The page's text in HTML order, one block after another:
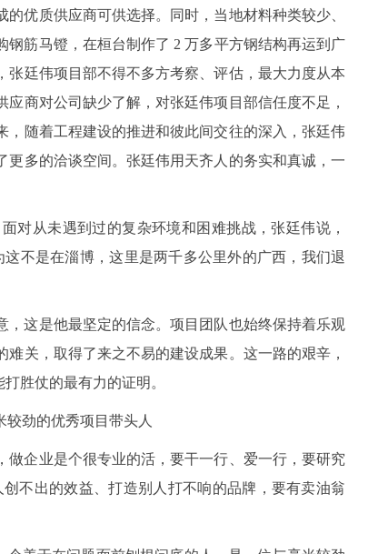
优质供应商可供选择。同时，当地材料种类较少、
筋马镫，在桓台制作了 2 万多平方钢结构再运到广
廷伟项目部不得不多方考察、评估，最大力度从本
商对公司缺少了解，对张廷伟项目部信任度不足，
随着工程建设的推进和彼此间交往的深入，张廷伟
多的洽谈空间。张廷伟用天齐人的务实和真诚，一
对从未遇到过的复杂环境和困难挑战，张廷伟说，
不是在淄博，这里是两千多公里外的广西，我们退
这是他最坚定的信念。项目团队也始终保持着乐观
关，取得了来之不易的建设成果。这一路的艰辛，
胜仗的最有力的证明。
劲的优秀项目带头人
企业是个很专业的活，要干一行、爱一行，要研究
不出的效益、打造别人打不响的品牌，要有卖油翁